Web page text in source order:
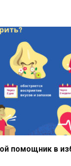
помощник в